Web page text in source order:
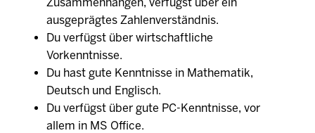
ausgeprägtes Zahlenverständnis.
Du verfügst über wirtschaftliche
Vorkenntnisse.
Du hast gute Kenntnisse in Mathematik,
Deutsch und Englisch.
Du verfügst über gute PC-Kenntnisse, vor
allem in MS Office.